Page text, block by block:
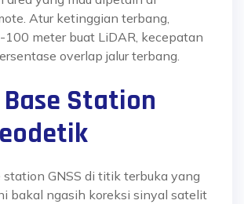
Atur ketinggian terbang,
meter buat LiDAR, kecepatan
overlap jalur terbang.
Station
station GNSS di titik terbuka yang
bakal ngasih koreksi sinyal satelit